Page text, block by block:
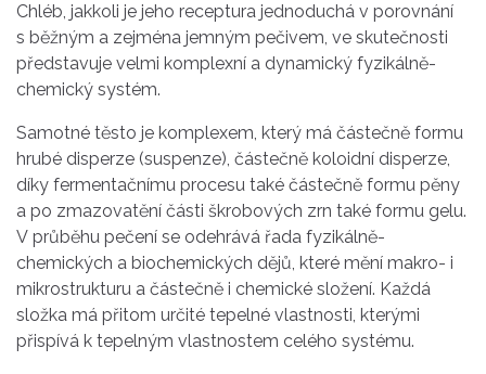
Chléb, jakkoli je jeho receptura jednoduchá v porovnání
s běžným a zejména jemným pečivem, ve skutečnosti
představuje velmi komplexní a dynamický fyzikálně-
chemický systém.
Samotné těsto je komplexem, který má částečně formu
hrubé disperze (suspenze), částečně koloidní disperze,
díky fermentačnímu procesu také částečně formu pěny
a po zmazovatění části škrobových zrn také formu gelu.
V průběhu pečení se odehrává řada fyzikálně-
chemických a biochemických dějů, které mění makro- i
mikrostrukturu a částečně i chemické složení. Každá
složka má přitom určité tepelné vlastnosti, kterými
přispívá k tepelným vlastnostem celého systému.